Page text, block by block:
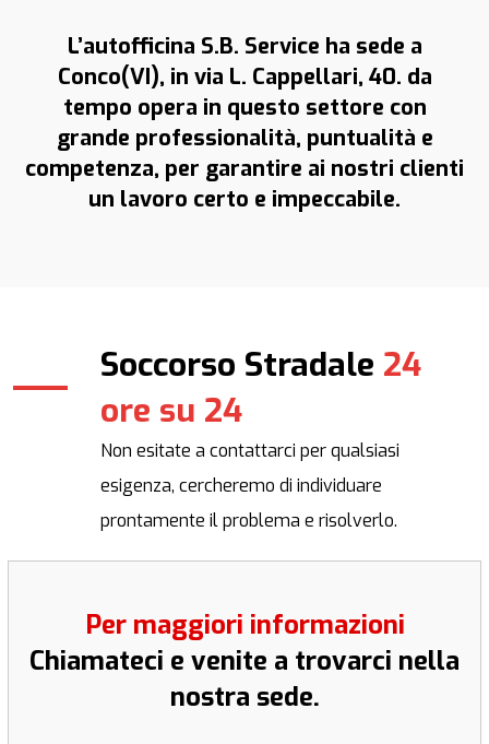
L’autofficina S.B. Service ha sede a
Conco(VI), in via L. Cappellari, 40. da
tempo opera in questo settore con
grande professionalità, puntualità e
competenza, per garantire ai nostri clienti
un lavoro certo e impeccabile.
Soccorso Stradale 24
ore su 24
Non esitate a contattarci per qualsiasi
esigenza, cercheremo di individuare
prontamente il problema e risolverlo.
Per maggiori informazioni
Chiamateci e venite a trovarci nella
nostra sede.